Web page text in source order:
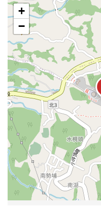
花蓮縣
金門連江
不拘
1樓
3樓
5~10樓
21樓以上
~
格局
不拘
+
−